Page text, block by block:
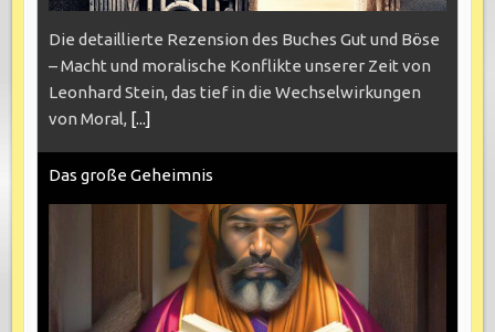
Die detaillierte Rezension des Buches Gut und Böse
– Macht und moralische Konflikte unserer Zeit von
Leonhard Stein, das tief in die Wechselwirkungen
von Moral, [...]
Das große Geheimnis